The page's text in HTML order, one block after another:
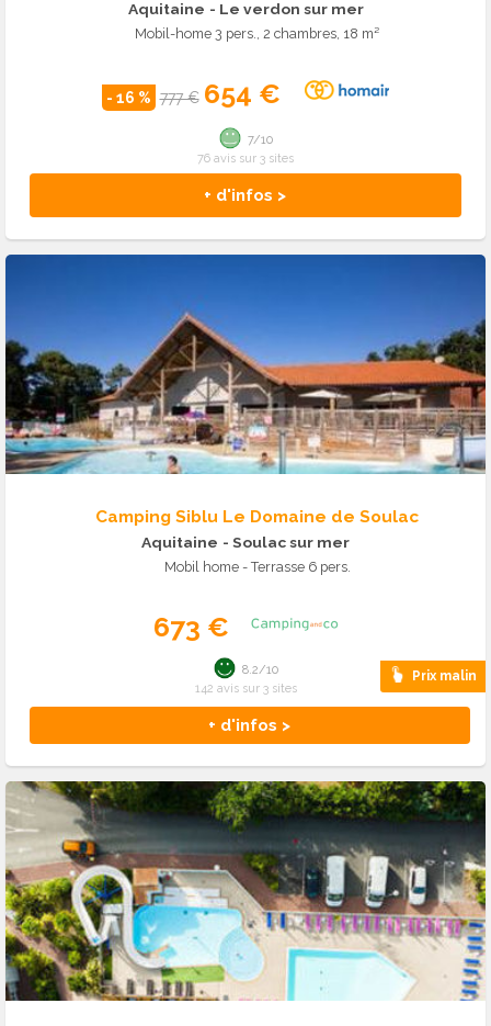
Aquitaine - Le verdon sur mer
Mobil-home 3 pers., 2 chambres, 18 m²
- 16 % 777 € 654 €
+ d'infos >
7/10
76 avis sur 3 sites
Camping Siblu Le Domaine de Soulac
Aquitaine - Soulac sur mer
Mobil home - Terrasse 6 pers.
673 €
Prix malin
+ d'infos >
8.2/10
142 avis sur 3 sites